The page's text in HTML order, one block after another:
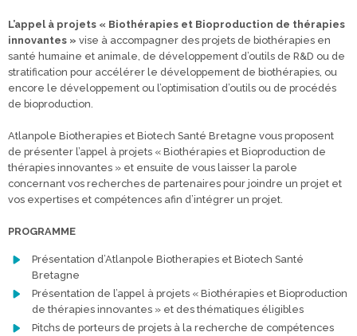
L’appel à projets « Biothérapies et Bioproduction de thérapies
innovantes » vise à accompagner des projets de biothérapies en
santé humaine et animale, de développement d’outils de R&D ou de
stratification pour accélérer le développement de biothérapies, ou
encore le développement ou l’optimisation d’outils ou de procédés
de bioproduction.
Atlanpole Biotherapies et Biotech Santé Bretagne vous proposent
de présenter l’appel à projets « Biothérapies et Bioproduction de
thérapies innovantes » et ensuite de vous laisser la parole
concernant vos recherches de partenaires pour joindre un projet et
vos expertises et compétences afin d’intégrer un projet.
PROGRAMME
Présentation d’Atlanpole Biotherapies et Biotech Santé
Bretagne
Présentation de l’appel à projets « Biothérapies et Bioproduction
de thérapies innovantes » et des thématiques éligibles
Pitchs de porteurs de projets à la recherche de compétences